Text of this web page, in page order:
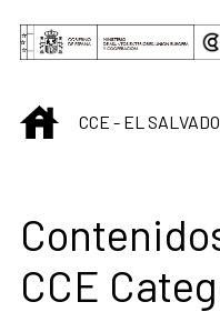
Saltar al contenido
INICIOCCE - EL
Centro
CCE